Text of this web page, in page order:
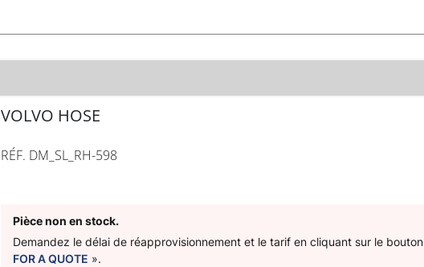
VOLVO HOSE
RÉF. DM_SL_RH-598
Pièce non en stock.
Demandez le délai de réapprovisionnement et le tarif en cliquant sur le
FOR A QUOTE ».